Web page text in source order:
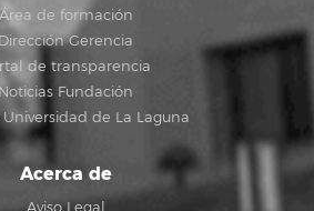
Área de formación
Dirección Gerencia
de transparencia
Noticias Fundación
de La Laguna
Acerca de
Aviso Legal